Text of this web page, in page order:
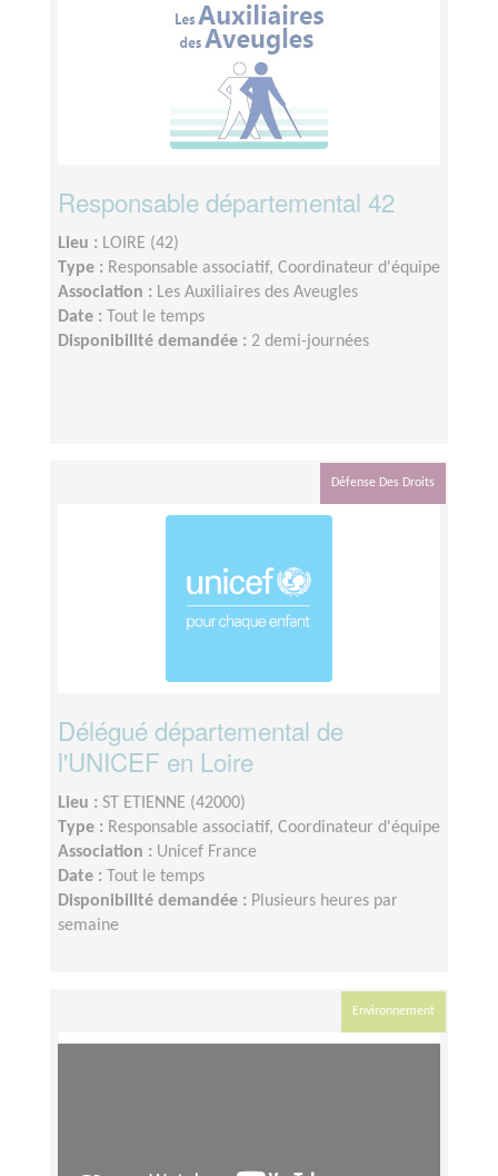
Responsable départemental 42
Lieu : LOIRE (42)
Type : Responsable associatif, Coordinateur d'équipe
Association : Les Auxiliaires des Aveugles
Date :
Tout le temps
Disponibilité demandée : 2 demi-journées
Défense Des Droits
Délégué départemental de
l'UNICEF en Loire
Lieu : ST ETIENNE (42000)
Type : Responsable associatif, Coordinateur d'équipe
Association : Unicef France
Date :
Tout le temps
Disponibilité demandée : Plusieurs heures par
semaine
Environnement